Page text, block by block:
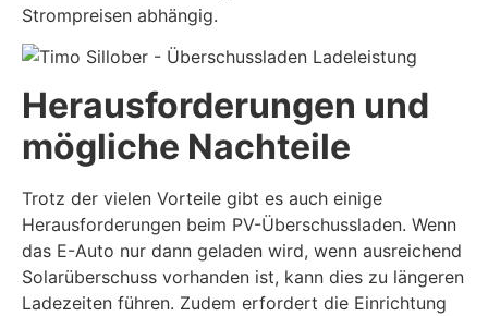
Strompreisen abhängig.
Herausforderungen und
mögliche Nachteile
Trotz der vielen Vorteile gibt es auch einige
Herausforderungen beim PV-Überschussladen. Wenn
das E-Auto nur dann geladen wird, wenn ausreichend
Solarüberschuss vorhanden ist, kann dies zu längeren
Ladezeiten führen. Zudem erfordert die Einrichtung